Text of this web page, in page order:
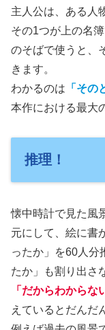
主人公は、ある人
その1つが上の名
のそばで使うと、
きます。
わかるのは 「その
本作における最大
推理！
懐中時計で見た風
元にして、絵に書
ったか」を60人分
たか」も割り出さ
「だからわから
えているとだんだ